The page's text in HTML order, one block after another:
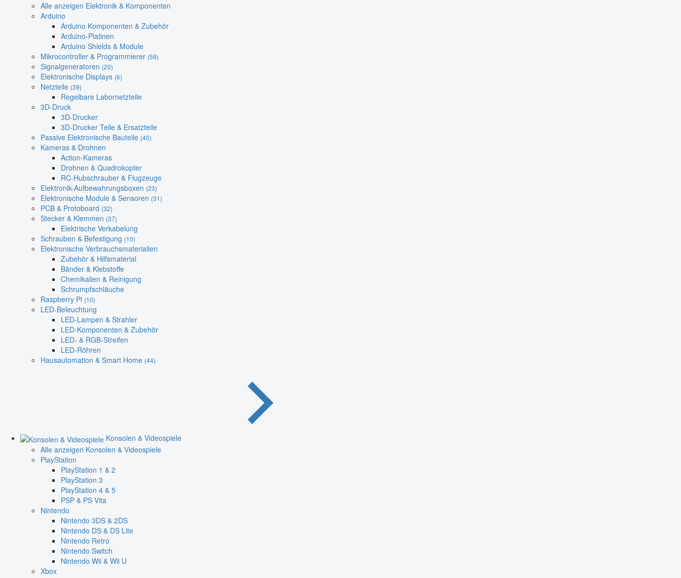
Alle anzeigen Elektronik & Komponenten
Arduino
Arduino Komponenten & Zubehör
Arduino-Platinen
Arduino Shields & Module
Mikrocontroller & Programmierer (59)
Signalgeneratoren (20)
Elektronische Displays (6)
Netzteile (39)
Regelbare Labornetzteile
3D-Druck
3D-Drucker
3D-Drucker Teile & Ersatzteile
Passive Elektronische Bauteile (40)
Kameras & Drohnen
Action-Kameras
Drohnen & Quadrokopter
RC-Hubschrauber & Flugzeuge
Elektronik-Aufbewahrungsboxen (23)
Elektronische Module & Sensoren (31)
PCB & Protoboard (32)
Stecker & Klemmen (37)
Elektrische Verkabelung
Schrauben & Befestigung (10)
Elektronische Verbrauchsmaterialien
Zubehör & Hilfsmaterial
Bänder & Klebstoffe
Chemikalien & Reinigung
Schrumpfschläuche
Raspberry Pi (10)
LED-Beleuchtung
LED-Lampen & Strahler
LED-Komponenten & Zubehör
LED- & RGB-Streifen
LED-Röhren
Hausautomation & Smart Home (44)
Konsolen & Videospiele
Alle anzeigen Konsolen & Videospiele
PlayStation
PlayStation 1 & 2
PlayStation 3
PlayStation 4 & 5
PSP & PS Vita
Nintendo
Nintendo 3DS & 2DS
Nintendo DS & DS Lite
Nintendo Retro
Nintendo Switch
Nintendo Wii & Wii U
Xbox